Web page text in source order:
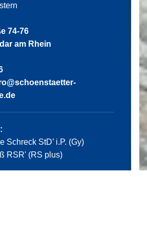
74-76
am Rhein
Schreck StD’ i.P. (Gy)
RSR' (RS plus)